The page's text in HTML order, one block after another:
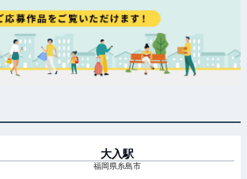
大入駅
福岡県糸島市